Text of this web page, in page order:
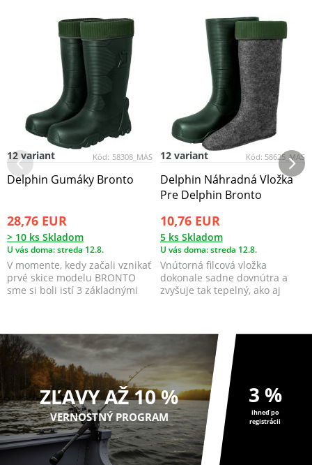
Kód: 58308_MAS
12 variant
Delphin Gumáky Bronto
28,76 EUR
> 10 ks Skladom
U vás doma: streda 12.8.
V momente, kedy začali vznikať
prvé skice modelu BRONTO
sme si boli istí 3 základnými
Kód: 58625_MAS
12 variant
Delphin Náhradná Vložka
Pre Delphin Bronto
10,76 EUR
5 ks Skladom
U vás doma: streda 12.8.
Vnútorná filcová vložka
dokonale sadne dovnútra a
zvyšuje tak tepelný, ako aj
ZĽAVY AŽ 10 %
VERNOSTNÝ PROGRAM
3 %
ihneď po
registrácii